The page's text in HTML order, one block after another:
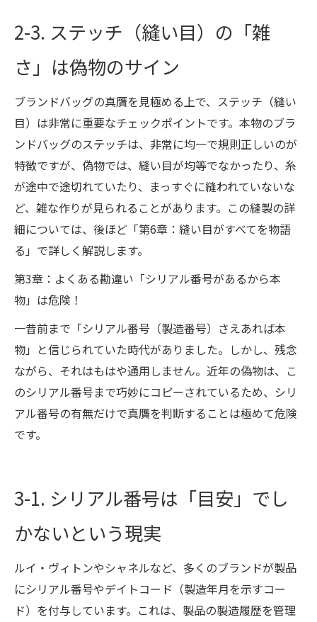
2-3. ステッチ（縫い目）の「雑
さ」は偽物のサイン
ブランドバッグの真贋を見極める上で、ステッチ（縫い
目）は非常に重要なチェックポイントです。本物のブラ
ンドバッグのステッチは、非常に均一で規則正しいのが
特徴ですが、偽物では、縫い目が均等でなかったり、糸
が途中で途切れていたり、まっすぐに縫われていないな
ど、雑な作りが見られることがあります。この縫製の詳
細については、後ほど「第6章：縫い目がすべてを物語
る」で詳しく解説します。
第3章：よくある勘違い「シリアル番号があるから本
物」は危険！
一昔前まで「シリアル番号（製造番号）さえあれば本
物」と信じられていた時代がありました。しかし、残念
ながら、それはもはや通用しません。近年の偽物は、こ
のシリアル番号まで巧妙にコピーされているため、シリ
アル番号の有無だけで真贋を判断することは極めて危険
です。
3-1. シリアル番号は「目安」でし
かないという現実
ルイ・ヴィトンやシャネルなど、多くのブランドが製品
にシリアル番号やデイトコード（製造年月を示すコー
ド）を付与しています。これは、製品の製造履歴を管理